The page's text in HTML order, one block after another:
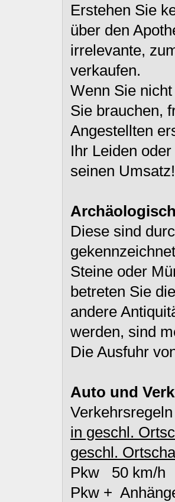
Erstehen Sie
über den
irrelevante,
verkaufen.
Wenn Sie
Sie brauchen,
Angestellten
Ihr Leiden
seinen Umsatz!
Diese sind
Steine oder
betreten Sie
andere
werden, sind
Die Ausfuhr
Auto und
in geschl.
geschl.
Pkw
Pkw +